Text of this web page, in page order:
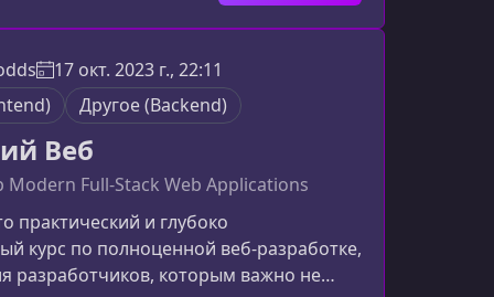
глубинных интервью и исследований,
максимальную актуальность
программыАрхитектура
ведущих
лучше понять, как строить
надежн
17 окт. 2023 г., 22:11
Другое (Backend)
Веб
Modern Full-Stack Web Applications
практический и глубоко
курс по полноценной веб‑разработке,
разработчиков, которым важно не